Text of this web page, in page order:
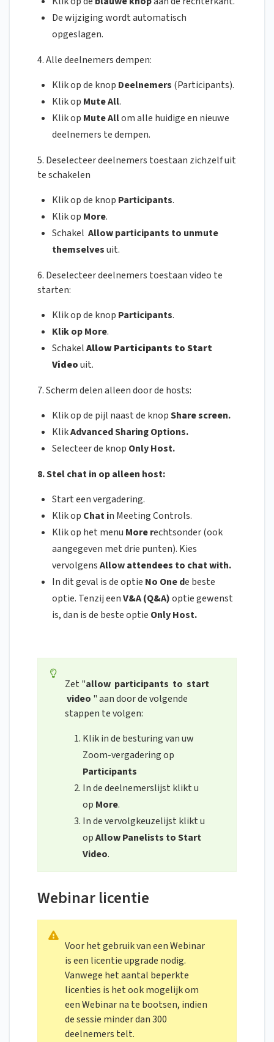
De wijziging wordt automatisch
opgeslagen.
4. Alle deelnemers dempen:
Klik op de knop Deelnemers (Participants).
Klik op Mute All.
Klik op Mute Allom alle huidige en nieuwe
deelnemers te dempen.
5. Deselecteer deelnemers toestaan zichzelf uit
te schakelen
Klik op de knop Participants.
Klik op More.
Schakel Allow participants to unmute
themselvesuit.
6. Deselecteer deelnemers toestaan video te
starten:
Klik op de knop Participants.
Klik op More.
SchakelAllowParticipants toStart
Videouit.
7. Scherm delen alleen door de hosts:
Klik op de pijl naast de knopShare screen.
KlikAdvanced Sharing Options.
Selecteer de knop Only Host.
8. Stel chat in op alleen host:
Start een vergadering.
Klik op Chat in Meeting Controls.
Klik op het menu More rechtsonder (ook
aangegeven met drie punten). Kies
vervolgensAllow attendees to chat with.
In dit geval is de optie No One de beste
optie. Tenzij eenV&A (Q&A)optie gewenst
is, dan is de beste optie Only Host.
Zet "allow participants to start
video " aan door de volgende
stappen te volgen:
Klik in de besturing van uw
Zoom-vergadering op
Participants
In de deelnemerslijst klikt u
op More.
In de vervolgkeuzelijst klikt u
opAllow Panelists to Start
Video.
Webinar licentie
Voor het gebruik van een Webinar
is een licentie upgrade nodig.
Vanwege het aantal beperkte
licenties is het ook mogelijk om
een Webinar na te bootsen, indien
de sessie minder dan 300
deelnemers telt.